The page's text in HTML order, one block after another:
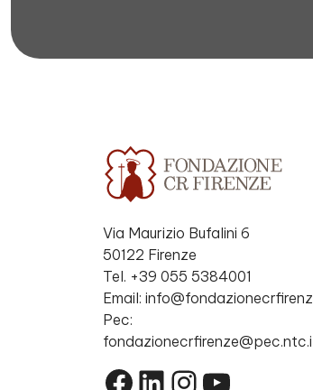
Via Maurizio Bufalini 6
50122 Firenze
Tel. +39 055 5384001
Email:
Pec:
Facebook
LinkedIn
Instagram
YouTube